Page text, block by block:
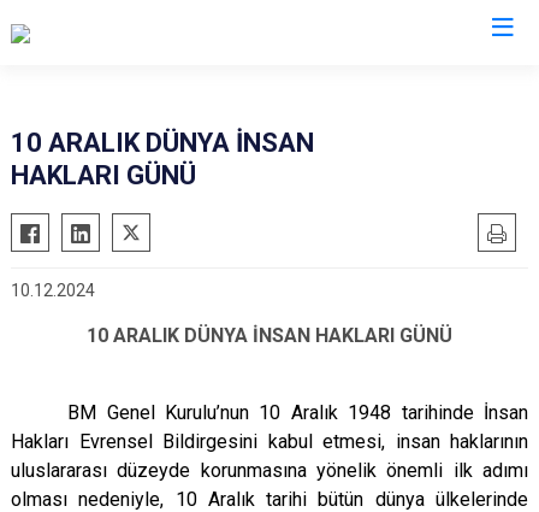
Ayvalık
Balya
Bigadiç
Erdek
Gömeç
Marmara
Sındırgı
Susurluk
Karesi
10 ARALIK DÜNYA İNSAN
HAKLARI GÜNÜ
10.12.2024
10 ARALIK DÜNYA İNSAN HAKLARI GÜNÜ
BM Genel Kurulu’nun 10 Aralık 1948 tarihinde İnsan
Hakları Evrensel Bildirgesini kabul etmesi, insan haklarının
uluslararası düzeyde korunmasına yönelik önemli ilk adımı
olması nedeniyle, 10 Aralık tarihi bütün dünya ülkelerinde